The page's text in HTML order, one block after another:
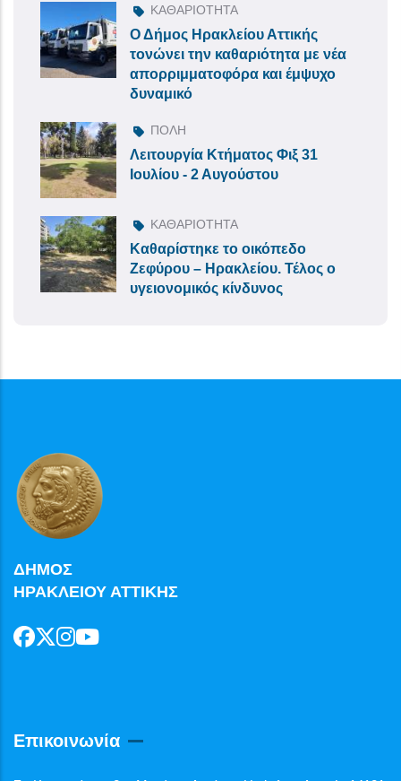
ΚΑΘΑΡΙΟΤΗΤΑ
Ο Δήμος Ηρακλείου Αττικής
τονώνει την καθαριότητα με νέα
απορριμματοφόρα και έμψυχο
δυναμικό
ΠΟΛΗ
Λειτουργία Κτήματος Φιξ 31
Ιουλίου - 2 Αυγούστου
ΚΑΘΑΡΙΟΤΗΤΑ
Καθαρίστηκε το οικόπεδο
Ζεφύρου – Ηρακλείου. Τέλος ο
υγειονομικός κίνδυνος
ΔΗΜΟΣ
ΗΡΑΚΛΕΙΟΥ ΑΤΤΙΚΗΣ
Επικοινωνία